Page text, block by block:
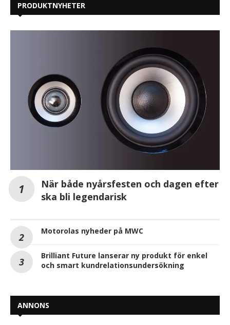
PRODUKTNYHETER
När både nyårsfesten och dagen efter
ska bli legendarisk
Motorolas nyheder på MWC
Brilliant Future lanserar ny produkt för enkel
och smart kundrelationsundersökning
ANNONS